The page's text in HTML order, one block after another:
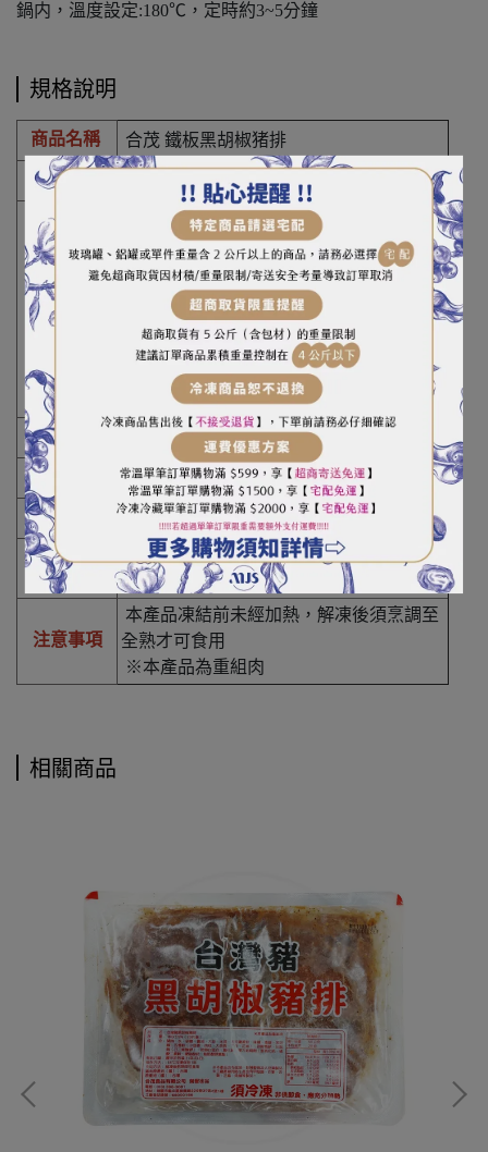
鍋内，溫度設定:180℃，定時約3~5分鐘
規格說明
商品名稱 合茂 鐵板黑胡椒猪排
淨 重 1kg±5%(20片装)
成 分
豬肉、水、砂糖、醬油、烏醋、米酒、洋
蔥、馬鈴薯澱粉、味精、大蒜、食鹽、黑
胡椒、碳酸氫鈉、五香粉(小茴香、肉桂、
大茴香、丁香、花椒)、防腐劑(己二烯酸
鉀)、複方黏著劑(多磷酸鈉、焦磷酸鈉)、
乾卵白蛋白、氯化鈉、複方黏稠劑(氫氧化
鈣、磷酸二澱粉、硬脂酸鈣、脂肪酸蔗糖
產 地
保存期限 12個月
保存方式 須冷凍-18℃以下，解凍後請勿重複冷凍
過敏原
本產品含大蒜、蛋及其再製品，對此過敏
或特殊體質者避免使用
注意事項
本產品凍結前未經加熱，解凍後須烹調至
全熟才可食用
※本產品為重組肉
相關商品